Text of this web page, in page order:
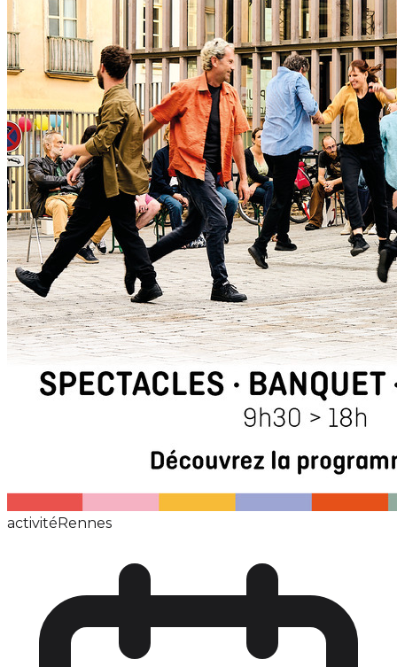
activitéRennes